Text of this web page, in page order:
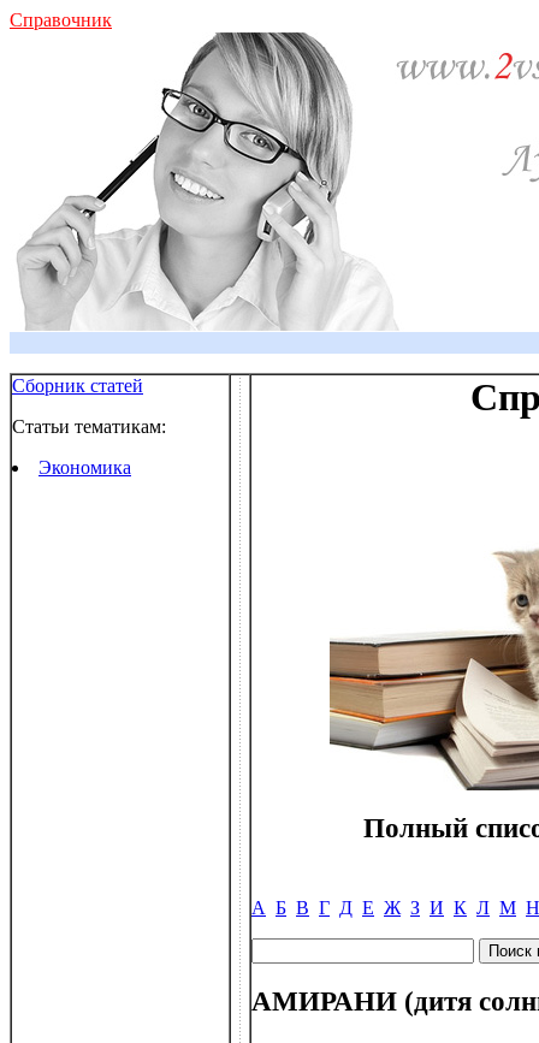
Справочник
Сборник статей
Статьи тематикам:
Экономика
Полный
А Б В Г Д Е Ж З И К Л М Н
АМИРАНИ (дитя